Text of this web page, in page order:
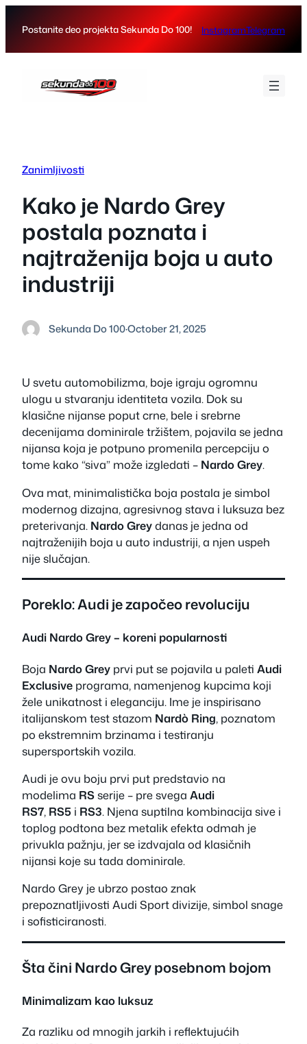
Postanite deo projekta Sekunda Do 100! InstagramTelegram
Zanimljivosti
Kako je Nardo Grey
postala poznata i
najtraženija boja u auto
industriji
Sekunda Do 100·October 21, 2025
U svetu automobilizma, boje igraju ogromnu
ulogu u stvaranju identiteta vozila. Dok su
klasične nijanse poput crne, bele i srebrne
decenijama dominirale tržištem, pojavila se jedna
nijansa koja je potpuno promenila percepciju o
tome kako “siva” može izgledati – Nardo Grey.
Ova mat, minimalistička boja postala je simbol
modernog dizajna, agresivnog stava i luksuza bez
preterivanja. Nardo Greydanas je jedna od
najtraženijih boja u auto industriji, a njen uspeh
nije slučajan.
Poreklo: Audi je započeo revoluciju
Audi Nardo Grey – koreni popularnosti
Boja Nardo Grey prvi put se pojavila u paleti Audi
Exclusive programa, namenjenog kupcima koji
žele unikatnost i eleganciju. Ime je inspirisano
italijanskom test stazom Nardò Ring, poznatom
po ekstremnim brzinama i testiranju
supersportskih vozila.
Audi je ovu boju prvi put predstavio na
modelima RSserije – pre svega Audi
RS7, RS5 i RS3. Njena suptilna kombinacija sive i
toplog podtona bez metalik efekta odmah je
privukla pažnju, jer se izdvajala od klasičnih
nijansi koje su tada dominirale.
Nardo Grey je ubrzo postao znak
prepoznatljivosti Audi Sport divizije, simbol snage
i sofisticiranosti.
Šta čini Nardo Grey posebnom bojom
Minimalizam kao luksuz
Za razliku od mnogih jarkih i reflektujućih